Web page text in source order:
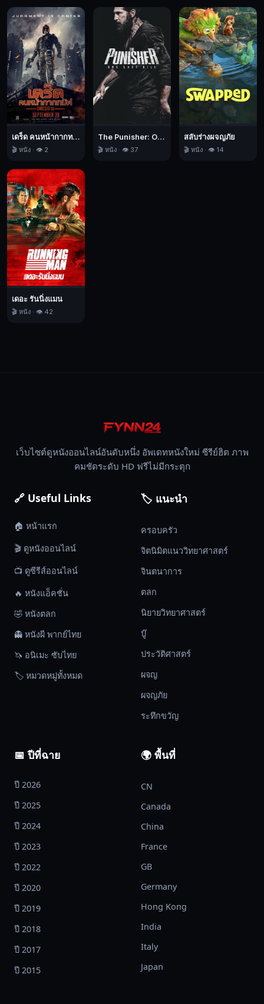
2026
เดร็ด คนหน้ากากทมิฬ
🎬 หนัง · 👁️ 2
The Punisher: One Last Kill เดอะ พันนิชเชอร์: ฆ่าทิ้งทวน
🎬 หนัง · 👁️ 37
สลับร่างผจญภัย
🎬 หนัง · 👁️ 14
เดอะ รันนิ่งแมน
🎬 หนัง · 👁️ 42
เว็บไซต์ดูหนังออนไลน์อันดับหนึ่ง อัพเดทหนังใหม่ ซีรีย์ฮิต ภาพ
คมชัดระดับ HD ฟรีไม่มีกระตุก
🔗 Useful Links
🏠 หน้าแรก
🎬 ดูหนังออนไลน์
📺 ดูซีรีส์ออนไลน์
🔥 หนังแอ็คชั่น
🤣 หนังตลก
👻 หนังผี พากย์ไทย
🦄 อนิเมะ ซับไทย
🏷️ หมวดหมู่ทั้งหมด
🏷️ แนะนำ
ครอบครัว
จิตนิมิตแนววิทยาศาสตร์
จินตนาการ
ตลก
นิยายวิทยาศาสตร์
บู๊
ประวัติศาสตร์
ผจญ
ผจญภัย
ระทึกขวัญ
📅 ปีที่ฉาย
ปี 2026
ปี 2025
ปี 2024
ปี 2023
ปี 2022
ปี 2020
ปี 2019
ปี 2018
ปี 2017
ปี 2015
🌍 พื้นที่
CN
Canada
China
France
GB
Germany
Hong Kong
India
Italy
Japan